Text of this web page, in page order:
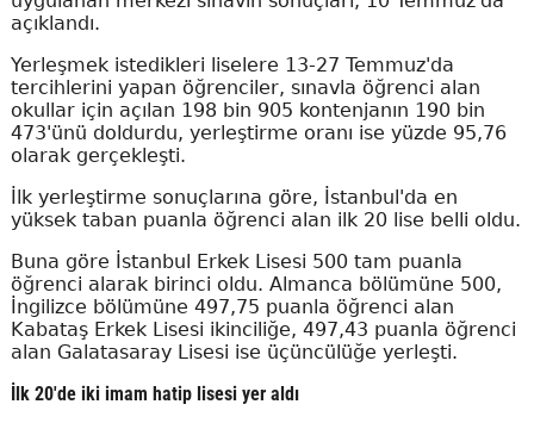
açıklandı.
Yerleşmek istedikleri liselere 13-27 Temmuz'da
tercihlerini yapan öğrenciler, sınavla öğrenci alan
okullar için açılan 198 bin 905 kontenjanın 190 bin
473'ünü doldurdu, yerleştirme oranı ise yüzde 95,76
olarak gerçekleşti.
İlk yerleştirme sonuçlarına göre, İstanbul'da en
yüksek taban puanla öğrenci alan ilk 20 lise belli oldu.
Buna göre İstanbul Erkek Lisesi 500 tam puanla
öğrenci alarak birinci oldu. Almanca bölümüne 500,
İngilizce bölümüne 497,75 puanla öğrenci alan
Kabataş Erkek Lisesi ikinciliğe, 497,43 puanla öğrenci
alan Galatasaray Lisesi ise üçüncülüğe yerleşti.
İlk 20'de iki imam hatip lisesi yer aldı